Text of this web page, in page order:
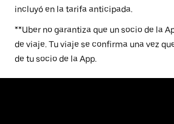
incluyó en la tarifa anticipada.
**Uber no garantiza que un socio de la
de viaje. Tu viaje se confirma una vez
de tu socio de la App.